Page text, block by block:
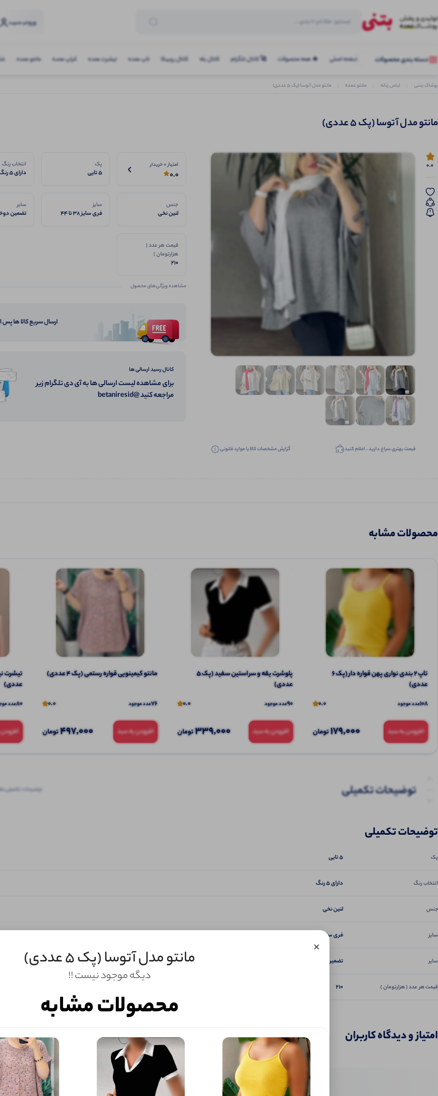
ورودو عضویت
دسته بندی محصولات صفحه اصلی 🔥 همه محصولات 🚀 کانال تلگرام کانال بله کانال روبیکا تاپ عمده تیشرت عمده کراپ عمده مانتو عمده
پوشاک بتنی لباس زنانه مانتو عمده مانتو مدل آتوسا (پک 5 عددی)
مانتو مدل آتوسا (پک 5 عددی)
0.0
قیمت بهتری سراغ دارید ، اعلام کنید گزارش مشخصات کالا یا موارد قانونی
امتیاز 0 خریدار
0.0
پک
5 تایی
انتخاب رنگ
دارای 5 رنگ
جنس
لنین نخی
سایز
فری سایز 38 تا 44
سایر
تضمین
قیمت هر عدد (
هزارتومان )
210
مشاهده ویژگی‌های محصول
ارسال سریع کالا ها
کانال رسید ارسالی ها
برای مشاهده لیست ارسالی ها به آی دی تلگرام زیر
مراجعه کنید @betaniresid
محصولات مشابه
تاپ ۲ بندی نواری پهن قواره دار (پک 6
عددی)
108عدد موجود 0.0
افزودن به سبد 179,000تومان
پلوشرت یقه و سر استین سفید (پک 5
عددی)
90عدد موجود 0.0
افزودن به سبد 339,000تومان
مانتو کیمینویی قواره رستمی (پک 4 عددی)
76عدد موجود 0.0
افزودن به سبد 497,000تومان
عددی)
80عدد
توضیحات تکمیلی
توضیحات تکمیلی
توضیحات تکمیلی
پک 5 تایی
انتخاب رنگ دارای 5 رنگ
جنس لنین نخی
سایز فری سایز 38 تا 44
سایر تضمین دوخت و کیفیت
قیمت هر عدد ( هزارتومان ) 210
امتیاز و دیدگاه کاربران
ثبـــــت‌دیدگاه
× مانتو مدل آتوسا (پک 5 عددی)
دیگه موجود نیست !!
محصولات مشابه